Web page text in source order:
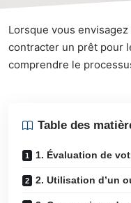
Lorsque vous
contracter un prêt pour
comprendre le
Table des
1. Évaluation de
2. Utilisation d’un